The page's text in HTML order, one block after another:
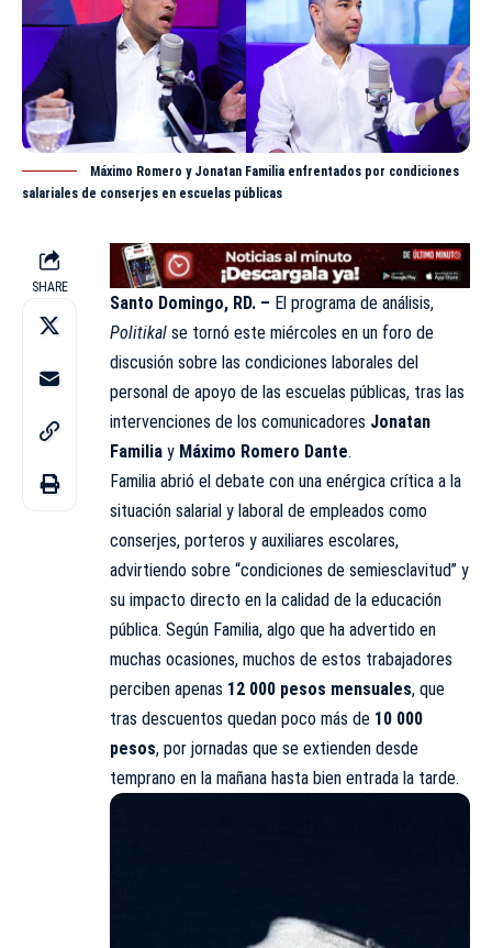
Máximo Romero y Jonatan Familia enfrentados por condiciones
salariales de conserjes en escuelas públicas
SHARE
Santo Domingo, RD. – El programa de análisis,
Politikal se tornó este miércoles en un foro de
discusión sobre las condiciones laborales del
personal de apoyo de las escuelas públicas, tras las
intervenciones de los comunicadores Jonatan
Familia y Máximo Romero Dante.
Familia abrió el debate con una enérgica crítica a la
situación salarial y laboral de empleados como
conserjes, porteros y auxiliares escolares,
advirtiendo sobre “condiciones de semiesclavitud” y
su impacto directo en la calidad de la educación
pública. Según Familia, algo que ha advertido en
muchas ocasiones, muchos de estos trabajadores
perciben apenas 12 000 pesos mensuales, que
tras descuentos quedan poco más de 10 000
pesos, por jornadas que se extienden desde
temprano en la mañana hasta bien entrada la tarde.